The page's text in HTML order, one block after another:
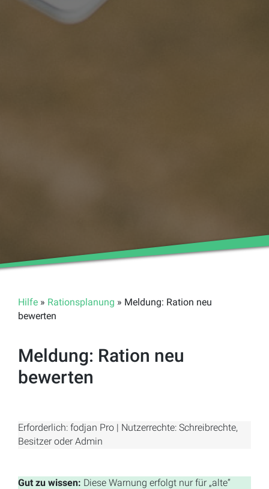
Hilfe » Rationsplanung » Meldung: Ration neu
bewerten
Meldung: Ration neu
bewerten
Erforderlich: fodjan Pro | Nutzerrechte: Schreibrechte,
Besitzer oder Admin
Gut zu wissen: Diese Warnung erfolgt nur für „alte“